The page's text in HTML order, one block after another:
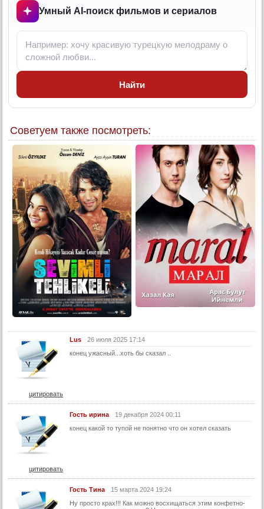
13 серия
Конец
Умный AI-поиск фильмов и сериалов
Найти
Советуем также посмотреть:
Lus
26 июля 2025 17:14
конец ужасный...хоть бы сказал ..
цитировать
Гость ирина
19 декабря 2024 00:11
конец какой то тупой не понятно что он хотел сказать
цитировать
Гость Тина
15 марта 2024 19:24
Ну просто крах!!! Как можно восхищаться этим конфетно-